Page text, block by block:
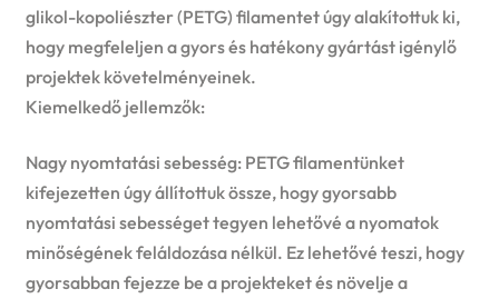
glikol-kopoliészter (PETG) filamentet úgy alakítottuk ki,
hogy megfeleljen a gyors és hatékony gyártást igénylő
projektek követelményeinek.
Kiemelkedő jellemzők:
Nagy nyomtatási sebesség: PETG filamentünket
kifejezetten úgy állítottuk össze, hogy gyorsabb
nyomtatási sebességet tegyen lehetővé a nyomatok
minőségének feláldozása nélkül. Ez lehetővé teszi, hogy
gyorsabban fejezze be a projekteket és növelje a